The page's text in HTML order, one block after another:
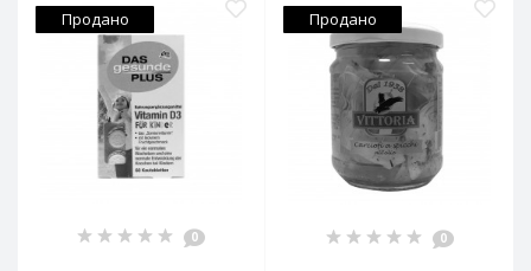
Продано
0
Продано
0